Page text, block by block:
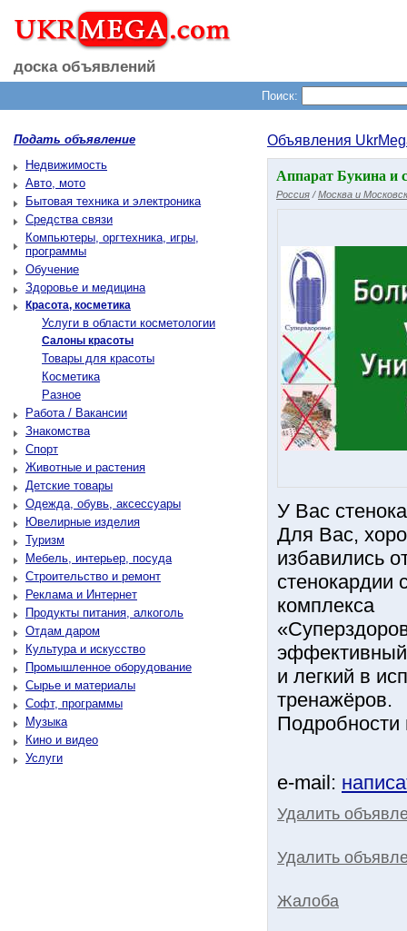
доска объявлений
Поиск:
Подать объявление
Недвижимость
Авто, мото
Бытовая техника и электроника
Средства связи
Компьютеры, оргтехника, игры,
программы
Обучение
Здоровье и медицина
Красота, косметика
Услуги в области косметологии
Салоны красоты
Товары для красоты
Косметика
Разное
Работа / Вакансии
Знакомства
Спорт
Животные и растения
Детские товары
Одежда, обувь, аксессуары
Ювелирные изделия
Туризм
Мебель, интерьер, посуда
Строительство и ремонт
Реклама и Интернет
Продукты питания, алкоголь
Отдам даром
Культура и искусство
Промышленное оборудование
Сырье и материалы
Софт, программы
Музыка
Кино и видео
Услуги
Объявления
Аппарат Букина и
Россия /Москва и
У Вас
Для Вас,
избавились
стенокардии
комплекса
эффективный
и легкий в
тренажёров.
Подробности
e-mail:
Удалить
Удалить
Жалоба